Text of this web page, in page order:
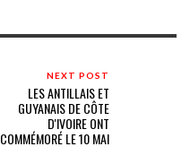
NEXT POST
LES ANTILLAIS ET
GUYANAIS DE CÔTE
D'IVOIRE ONT
COMMÉMORÉ LE 10 MAI